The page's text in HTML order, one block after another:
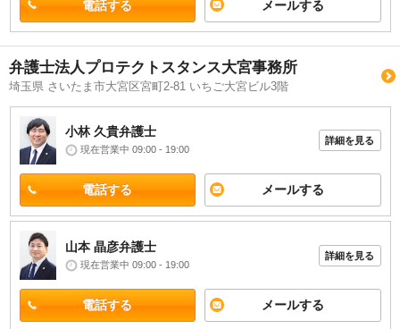
電話する メールする
弁護士法人プロテクトスタンス大宮事務所
埼玉県 さいたま市大宮区宮町2-81 いちご大宮ビル3階
小林 久貴弁護士
現在営業中 09:00 - 19:00
詳細を見る
電話する メールする
山本 晶彦弁護士
現在営業中 09:00 - 19:00
詳細を見る
電話する メールする